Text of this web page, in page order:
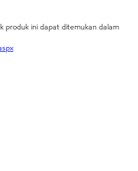
produk ini dapat ditemukan dalam